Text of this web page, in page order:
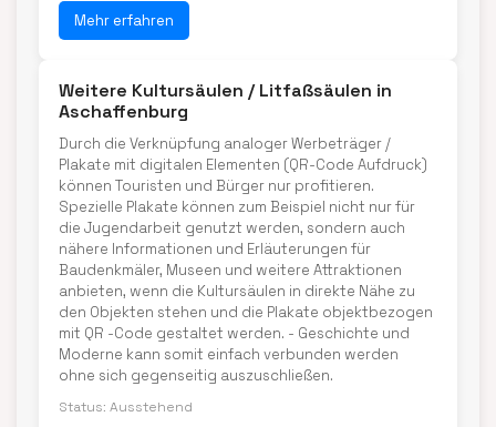
Mehr erfahren
Weitere Kultursäulen / Litfaßsäulen in
Aschaffenburg
Durch die Verknüpfung analoger Werbeträger /
Plakate mit digitalen Elementen (QR-Code Aufdruck)
können Touristen und Bürger nur profitieren.
Spezielle Plakate können zum Beispiel nicht nur für
die Jugendarbeit genutzt werden, sondern auch
nähere Informationen und Erläuterungen für
Baudenkmäler, Museen und weitere Attraktionen
anbieten, wenn die Kultursäulen in direkte Nähe zu
den Objekten stehen und die Plakate objektbezogen
mit QR -Code gestaltet werden. - Geschichte und
Moderne kann somit einfach verbunden werden
ohne sich gegenseitig auszuschließen.
Status: Ausstehend